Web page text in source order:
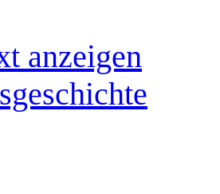
anzeigen